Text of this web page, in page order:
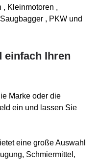
, Kleinmotoren ,
, PKW und
einfach Ihren
Marke oder die
ein und lassen Sie
eine große Auswahl
Schmiermittel,